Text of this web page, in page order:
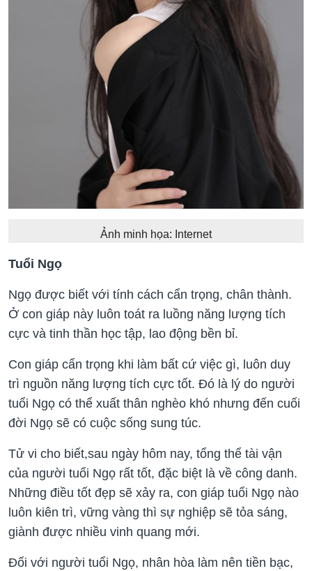
Ảnh minh họa: Internet
Tuổi Ngọ
Ngọ được biết với tính cách cẩn trọng, chân thành.
Ở con giáp này luôn toát ra luồng năng lượng tích
cực và tinh thần học tập, lao động bền bỉ.
Con giáp cẩn trọng khi làm bất cứ việc gì, luôn duy
trì nguồn năng lượng tích cực tốt. Đó là lý do người
tuổi Ngọ có thể xuất thân nghèo khó nhưng đến cuối
đời Ngọ sẽ có cuộc sống sung túc.
Tử vi cho biết,sau ngày hôm nay, tổng thể tài vận
của người tuổi Ngọ rất tốt, đặc biệt là về công danh.
Những điều tốt đẹp sẽ xảy ra, con giáp tuổi Ngọ nào
luôn kiên trì, vững vàng thì sự nghiệp sẽ tỏa sáng,
giành được nhiều vinh quang mới.
Đối với người tuổi Ngọ, nhân hòa làm nên tiền bạc,